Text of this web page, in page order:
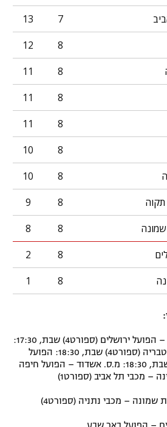
7
13
8
12
8
11
8
11
8
11
8
10
8
10
8
9
שמונה 8
8
8
2
8
1
שבת, 15:00: מכבי חיפה – הפועל ירושלים (ספורט4) שבת, 17:30:
הפועל תל אביב – עירוני טבריה (ספורט4) שבת, 18:30: הפועל
פתח תקוה – בני סכנין שבת, 18:30: מ.ס. אשדוד – הפועל חיפה